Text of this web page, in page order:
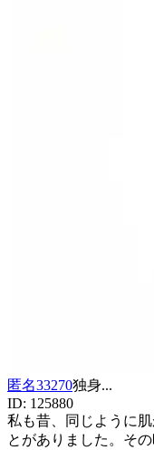
匿名33270独身...
ID: 125880
私も昔、同じように
とがありました。そ